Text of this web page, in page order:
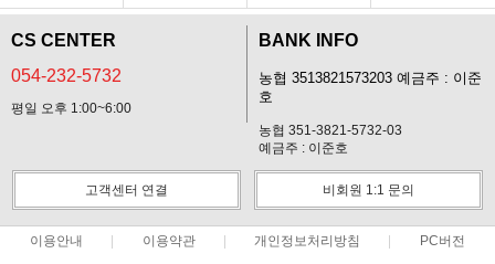
CS CENTER
054-232-5732
평일 오후 1:00~6:00
BANK INFO
농협 3513821573203 예금주 : 이준
호
농협 351-3821-5732-03
예금주 : 이준호
고객센터 연결 비회원 1:1 문의
이용안내 이용약관 개인정보처리방침 PC버전